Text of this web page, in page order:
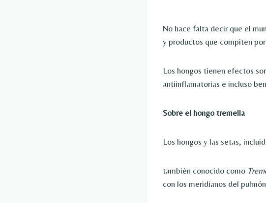
No hace falta decir que el
y productos que compiten
Los hongos tienen efectos
antiinflamatorias e incluso
Sobre el hongo tremella
Los hongos y las setas,
también conocido como
con los meridianos del